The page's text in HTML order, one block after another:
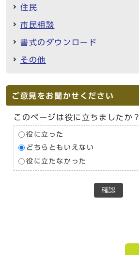
住民
市民相談
書式のダウンロード
その他
ご意見をお聞かせください
このページは役に立ちましたか？
役に立った
どちらともいえない
役に立たなかった
確認